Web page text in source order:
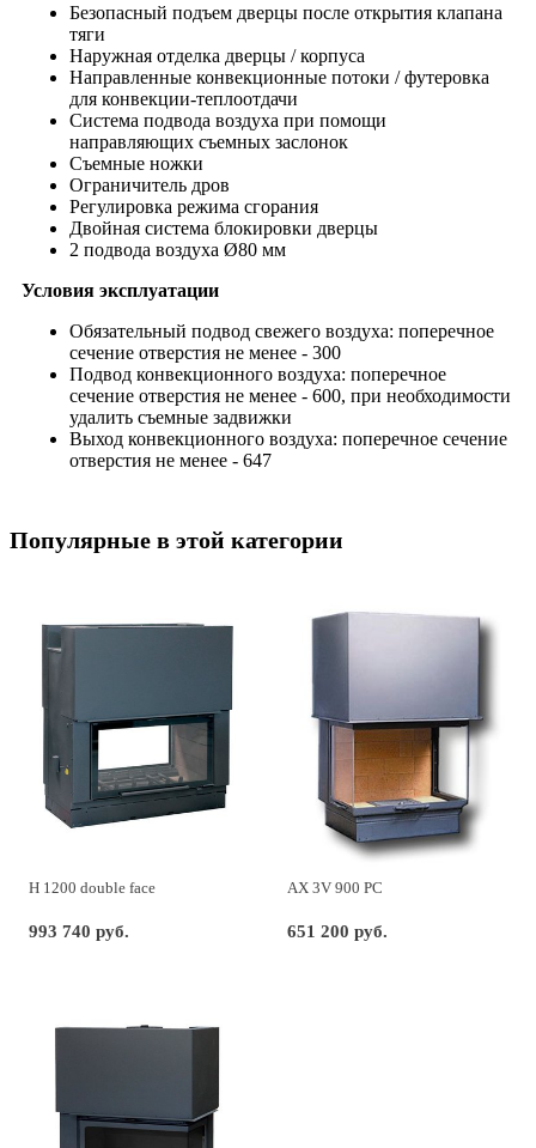
Безопасный подъем дверцы после открытия клапана
тяги
Наружная отделка дверцы / корпуса
Направленные конвекционные потоки / футеровка
для конвекции-теплоотдачи
Система подвода воздуха при помощи
направляющих съемных заслонок
Съемные ножки
Ограничитель дров
Регулировка режима сгорания
Двойная система блокировки дверцы
2 подвода воздуха Ø80 мм
Условия эксплуатации
Обязательный подвод свежего воздуха: поперечное
сечение отверстия не менее - 300
Подвод конвекционного воздуха: поперечное
сечение отверстия не менее - 600, при необходимости
удалить съемные задвижки
Выход конвекционного воздуха: поперечное сечение
отверстия не менее - 647
Популярные в этой категории
H 1200 double face
993 740 руб.
AX 3V 900 PC
651 200 руб.